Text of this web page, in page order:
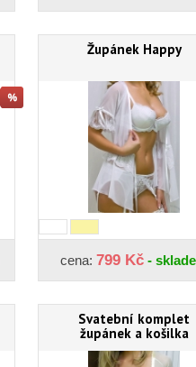
Župánek Happy
cena: 799 Kč -
Svatební komplet
župánek a košilka